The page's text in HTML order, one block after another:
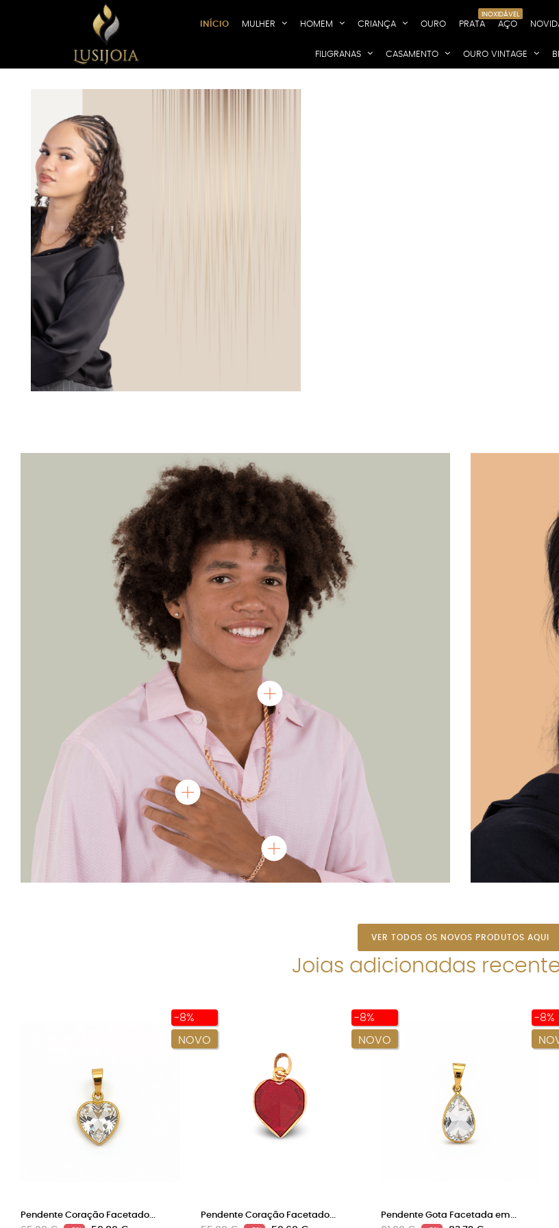
INÍCIO MULHER HOMEM CRIANÇA OURO PRATA AÇO
INOXIDÁVEL
FILIGRANAS CASAMENTO OURO VINTAGE
‹Previous
VER TODOS OS NOVOS PRODUTOS AQUI
Joias adicionadas
-8%
NOVO
Pendente Coração Facetado...
-8%
NOVO
Pendente Coração Facetado...
-8%
Pendente Gota Facetada em...